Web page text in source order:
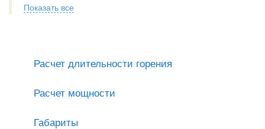
Показать все
Расчет длительности горения
Расчет мощности
Габариты